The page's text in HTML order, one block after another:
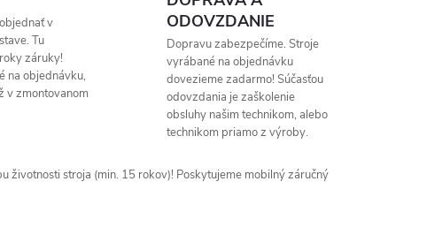
v
Tu
záruky!
na objednávku,
v zmontovanom
ODOVZDANIE
Dopravu zabezpečíme. Stroje
vyrábané na objednávku
dovezieme zadarmo! Súčasťou
odovzdania je zaškolenie
obsluhy našim technikom, alebo
technikom priamo z výroby.
životnosti stroja (min. 15 rokov)! Poskytujeme mobilný záručný